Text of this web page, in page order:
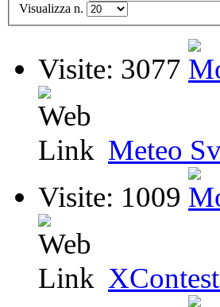
Visualizza n.
Visite: 3077
Meteo
Visite: 1009